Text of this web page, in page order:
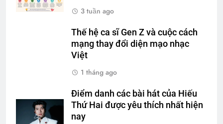
3 tuần ago
Thế hệ ca sĩ Gen Z và cuộc cách
mạng thay đổi diện mạo nhạc
Việt
1 tháng ago
Điểm danh các bài hát của Hiếu
Thứ Hai được yêu thích nhất hiện
nay